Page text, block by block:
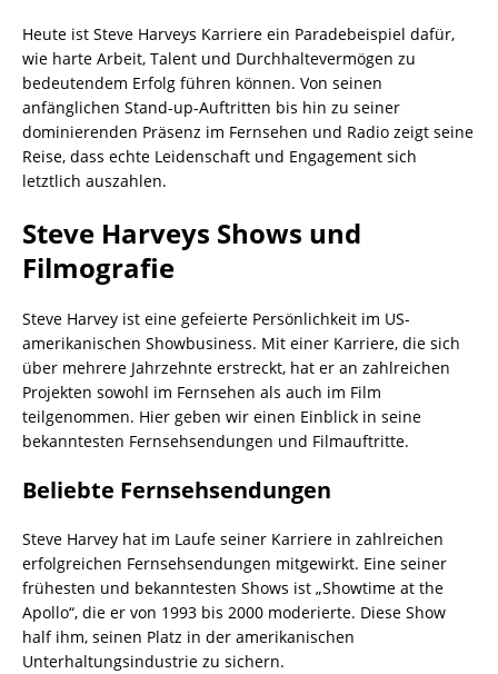
Heute ist Steve Harveys Karriere ein Paradebeispiel dafür,
wie harte Arbeit, Talent und Durchhaltevermögen zu
bedeutendem Erfolg führen können. Von seinen
anfänglichen Stand-up-Auftritten bis hin zu seiner
dominierenden Präsenz im Fernsehen und Radio zeigt seine
Reise, dass echte Leidenschaft und Engagement sich
letztlich auszahlen.
Steve Harveys Shows und
Filmografie
Steve Harvey ist eine gefeierte Persönlichkeit im US-
amerikanischen Showbusiness. Mit einer Karriere, die sich
über mehrere Jahrzehnte erstreckt, hat er an zahlreichen
Projekten sowohl im Fernsehen als auch im Film
teilgenommen. Hier geben wir einen Einblick in seine
bekanntesten Fernsehsendungen und Filmauftritte.
Beliebte Fernsehsendungen
Steve Harvey hat im Laufe seiner Karriere in zahlreichen
erfolgreichen Fernsehsendungen mitgewirkt. Eine seiner
frühesten und bekanntesten Shows ist „Showtime at the
Apollo“, die er von 1993 bis 2000 moderierte. Diese Show
half ihm, seinen Platz in der amerikanischen
Unterhaltungsindustrie zu sichern.